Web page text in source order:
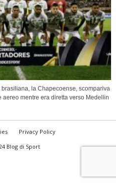
la Chapecoense, scompariva
mentre era diretta verso Medellin
Privacy Policy
Blog di Sport